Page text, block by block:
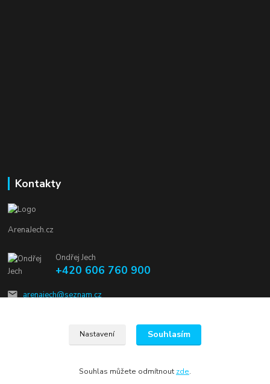
Kontakty
ArenaJech.cz
Ondřej Jech
+420 606 760 900
arenajech@seznam.cz
Nastavení Souhlasím
Souhlas můžete odmítnout zde.